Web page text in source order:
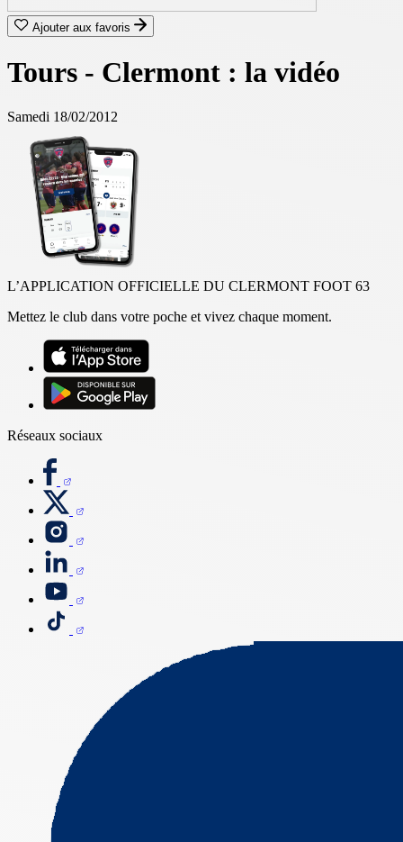
Ajouter aux favoris
Tours - Clermont : la vidéo
Samedi 18/02/2012
L’APPLICATION OFFICIELLE DU CLERMONT FOOT 63
Mettez le club dans votre poche et vivez chaque moment.
Réseaux sociaux